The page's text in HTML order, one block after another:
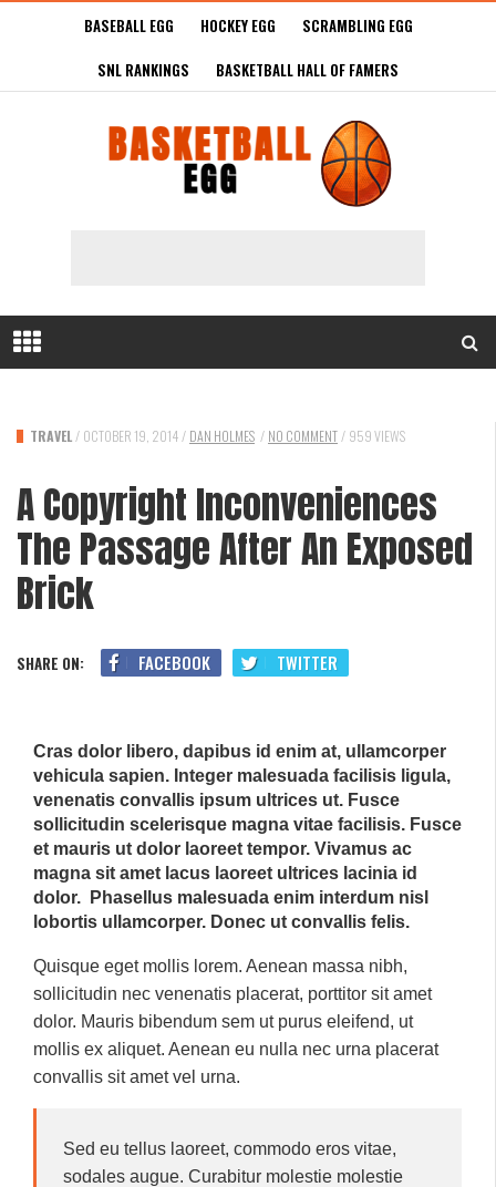
BASEBALL EGG HOCKEY EGG
SCRAMBLING EGG
SNL RANKINGS
BASKETBALL HALL OF FAMERS
TRAVEL / OCTOBER 19, 2014 / DAN HOLMES / NO COMMENT / 959 VIEWS
A Copyright Inconveniences
The Passage After An Exposed
Brick
SHARE ON: FACEBOOK TWITTER
Cras dolor libero, dapibus id enim at, ullamcorper
vehicula sapien. Integer malesuada facilisis ligula,
venenatis convallis ipsum ultrices ut. Fusce
sollicitudin scelerisque magna vitae facilisis. Fusce
et mauris ut dolor laoreet tempor. Vivamus ac
magna sit amet lacus laoreet ultrices lacinia id
dolor. Phasellus malesuada enim interdum nisl
lobortis ullamcorper. Donec ut convallis felis.
Quisque eget mollis lorem. Aenean massa nibh,
sollicitudin nec venenatis placerat, porttitor sit amet
dolor. Mauris bibendum sem ut purus eleifend, ut
mollis ex aliquet. Aenean eu nulla nec urna placerat
convallis sit amet vel urna.
Sed eu tellus laoreet, commodo eros vitae,
sodales augue. Curabitur molestie molestie